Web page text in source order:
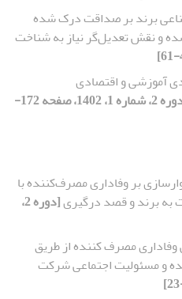
برند بر صداقت درک شده
و نقش تعدیل‌گر نیاز به شناخت
آموزشی و اقتصادی
[دوره 2، شماره 1، 1402، صفحه 172-
بر وفاداری مصرف‌کننده با
برند و قصد درگیری
[دوره 2،
مصرف کننده از طریق
و مسئولیت اجتماعی شرکت